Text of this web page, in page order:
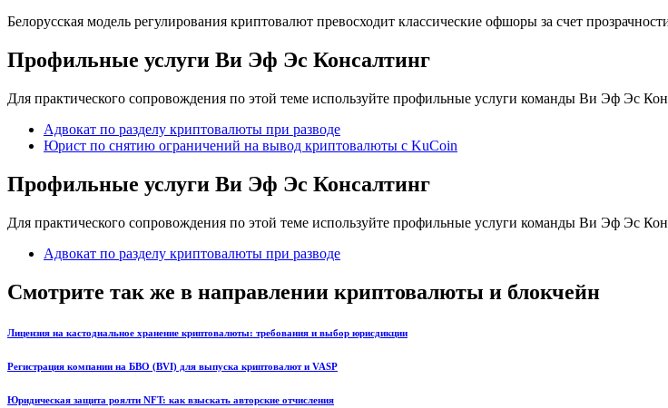
Белорусская модель регулирования криптовалют превосходит классические офшоры за счет
Профильные услуги Ви Эф Эс Консалтинг
Для практического сопровождения по этой теме используйте профильные услуги команды Ви Эф Эс
Адвокат по разделу криптовалюты при разводе
Юрист по снятию ограничений на вывод криптовалюты с KuCoin
Профильные услуги Ви Эф Эс Консалтинг
Для практического сопровождения по этой теме используйте профильные услуги команды Ви Эф Эс
Адвокат по разделу криптовалюты при разводе
Смотрите так же в направлении криптовалюты и блокчейн
Лицензия на кастодиальное хранение криптовалюты: требования и выбор юрисдикции
Регистрация компании на БВО (BVI) для выпуска криптовалют и VASP
Юридическая защита роялти NFT: как взыскать авторские отчисления